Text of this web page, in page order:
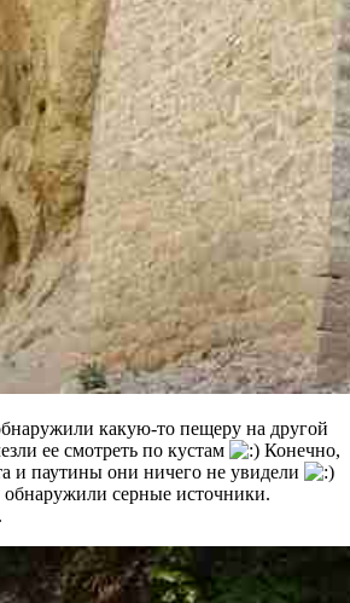
какую-то пещеру на другой
ее смотреть по кустам
Конечно,
и паутины они ничего не увидели
серные источники.